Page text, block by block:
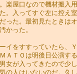
楽屋口なので機材搬入
。入ってすぐ左に控え
った。最初見たときは
かった。
イをすすっていたら、
ＡＴＯは明後日公演す
女が入ってきたので少
の人はいないのだ。久